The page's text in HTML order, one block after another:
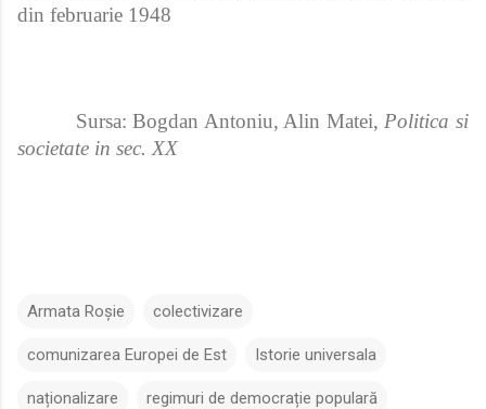
din februarie 1948
Sursa: Bogdan Antoniu, Alin Matei, Politica si
societate in sec. XX
Armata Roșie colectivizare
comunizarea Europei de Est Istorie universala
naționalizare regimuri de democrație populară